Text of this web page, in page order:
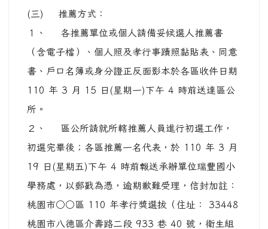
(三) 推薦方式：
１、 各推薦單位或個人請備妥候選人推薦書
（含電子檔）、個人照及孝行事蹟照黏貼表、同意
書、戶口名簿或身分證正反面影本於各區收件日期
110 年 3 月 15 日(星期一)下午 4 時前送達區公
所。
２、 區公所請就所轄推薦人員進行初選工作，
初選完畢後；各區推薦一名代表，於 110 年 3 月
19 日(星期五)下午 4 時前報送承辦單位瑞豐國小
學務處，以郵戳為憑，逾期歉難受理，信封加註：
桃園市○○區 110 年孝行獎選拔（住址： 33448
桃園市八德區介壽路二段 933 巷 40 號，衛生組